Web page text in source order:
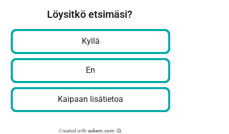
Löysitkö etsimäsi?
Kyllä
En
Kaipaan lisätietoa
Created with askem.com